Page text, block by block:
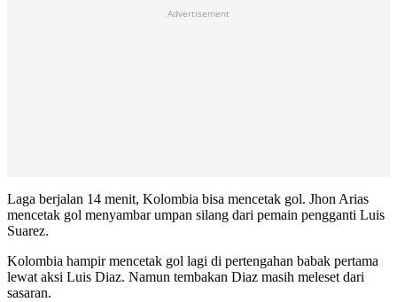
Advertisement
Laga berjalan 14 menit, Kolombia bisa mencetak gol. Jhon Arias
mencetak gol menyambar umpan silang dari pemain pengganti Luis
Suarez.
Kolombia hampir mencetak gol lagi di pertengahan babak pertama
lewat aksi Luis Diaz. Namun tembakan Diaz masih meleset dari
sasaran.